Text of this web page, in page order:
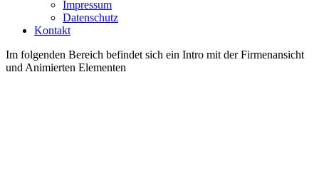
Impressum
Datenschutz
Kontakt
Im folgenden Bereich befindet sich ein Intro mit der Firmenansicht
und Animierten Elementen